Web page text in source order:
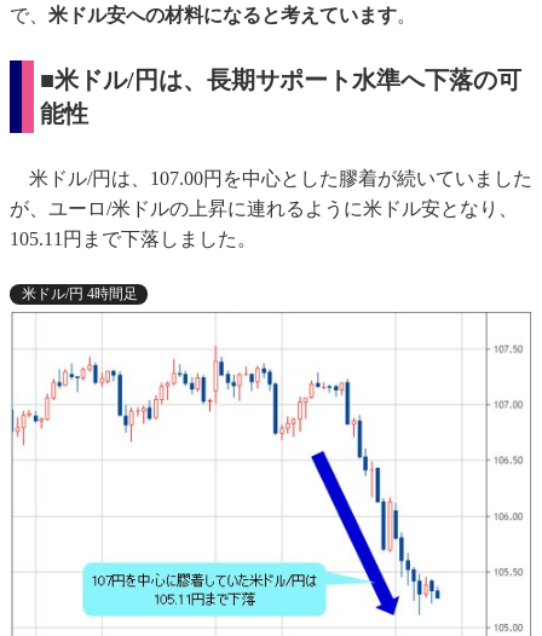
で、 米ドル安への材料になると考えています。
■米ドル/円は、長期サポート水準へ下落の可
能性
米ドル/円は、107.00円を中心とした膠着が続いていました
が、ユーロ/米ドルの上昇に連れるように米ドル安となり、
105.11円まで下落しました。
米ドル/円 4時間足